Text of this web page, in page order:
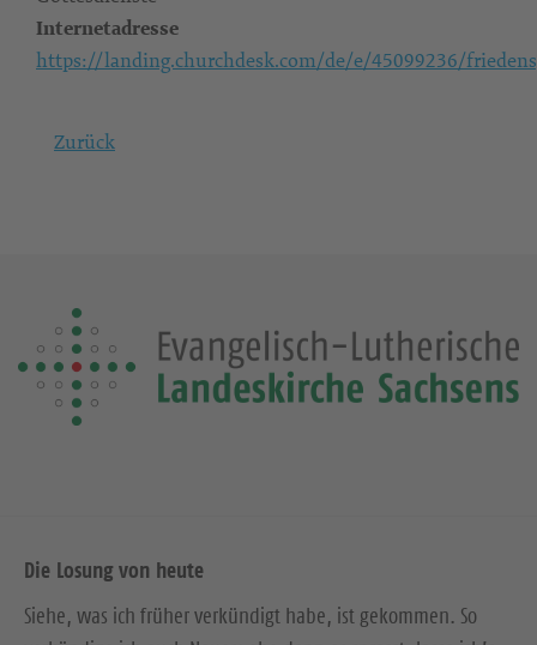
Internetadresse
https://landing.churchdesk.com/de/e/45099236/
Zurück
Die Losung von heute
Siehe, was ich früher verkündigt habe, ist gekommen. So